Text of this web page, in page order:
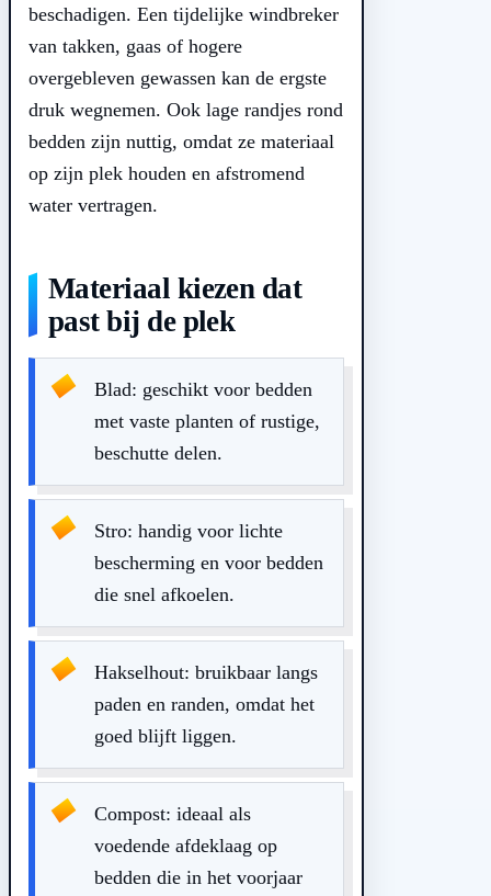
beschadigen. Een tijdelijke windbreker
van takken, gaas of hogere
overgebleven gewassen kan de ergste
druk wegnemen. Ook lage randjes rond
bedden zijn nuttig, omdat ze materiaal
op zijn plek houden en afstromend
water vertragen.
Materiaal kiezen dat
past bij de plek
Blad: geschikt voor bedden
met vaste planten of rustige,
beschutte delen.
Stro: handig voor lichte
bescherming en voor bedden
die snel afkoelen.
Hakselhout: bruikbaar langs
paden en randen, omdat het
goed blijft liggen.
Compost: ideaal als
voedende afdeklaag op
bedden die in het voorjaar